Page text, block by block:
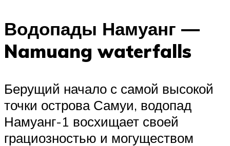
Водопады Намуанг —
Namuang waterfalls
Берущий начало с самой высокой
точки острова Самуи, водопад
Намуанг-1 восхищает своей
грациозностью и могуществом